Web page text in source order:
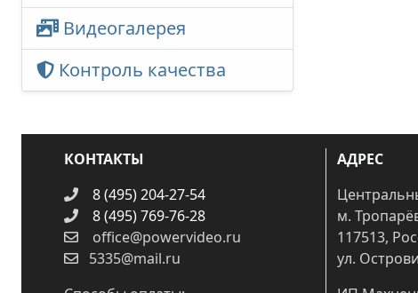
Видеогалерея
Контроль качества
КОНТАКТЫ
8 (495) 204-27-54
8 (495) 769-76-28
office@powervideo.ru
5335@mail.ru
АДРЕС
м.
117513,
ул.